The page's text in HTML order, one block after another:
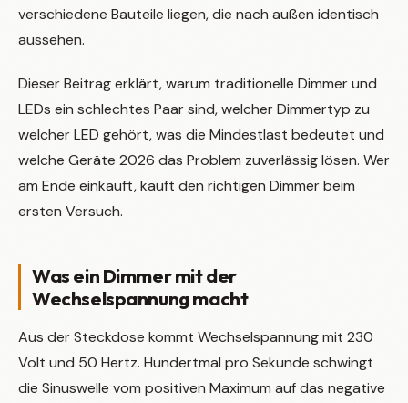
verschiedene Bauteile liegen, die nach außen identisch
aussehen.
Dieser Beitrag erklärt, warum traditionelle Dimmer und
LEDs ein schlechtes Paar sind, welcher Dimmertyp zu
welcher LED gehört, was die Mindestlast bedeutet und
welche Geräte 2026 das Problem zuverlässig lösen. Wer
am Ende einkauft, kauft den richtigen Dimmer beim
ersten Versuch.
Was ein Dimmer mit der
Wechselspannung macht
Aus der Steckdose kommt Wechselspannung mit 230
Volt und 50 Hertz. Hundertmal pro Sekunde schwingt
die Sinuswelle vom positiven Maximum auf das negative